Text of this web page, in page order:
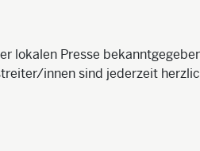
lokalen Presse
innen sind jederzeit